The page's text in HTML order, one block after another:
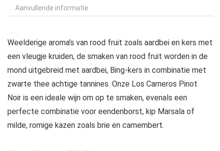
Aanvullende informatie
Weelderige aroma’s van rood fruit zoals aardbei en kers met
een vleugje kruiden, de smaken van rood fruit worden in de
mond uitgebreid met aardbei, Bing-kers in combinatie met
zwarte thee achtige tannines. Onze Los Carneros Pinot
Noir is een ideale wijn om op te smaken, evenals een
perfecte combinatie voor eendenborst, kip Marsala of
milde, romige kazen zoals brie en camembert.